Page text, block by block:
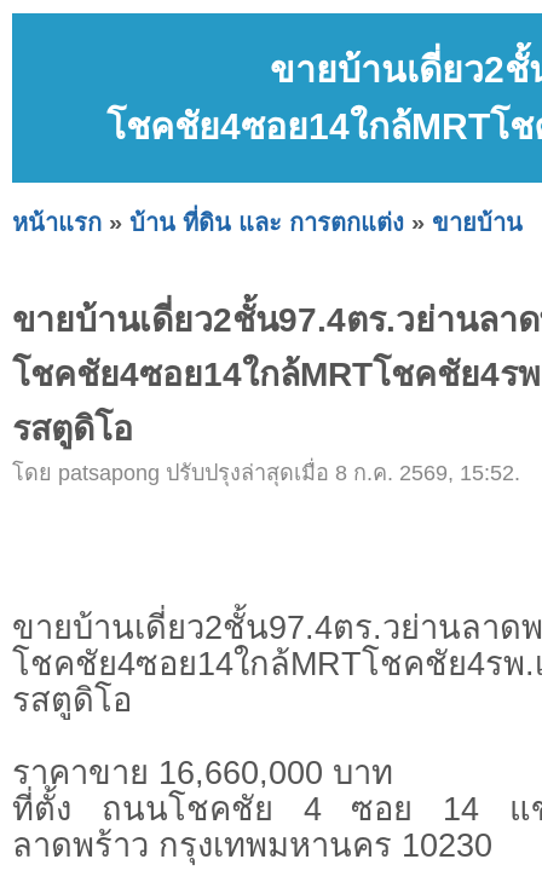
ขายบ้านเดี่ยว2
โชคชัย4ซอย14ใกล้MRTโ
หน้าแรก » บ้าน ที่ดิน และ การตกแต่ง » ขายบ้าน
ขายบ้านเดี่ยว2ชั้น97.4ตร.วย่านลา
โชคชัย4ซอย14ใกล้MRTโชคชัย4ร
รสตูดิโอ
โดย patsapong ปรับปรุงล่าสุดเมื่อ 8 ก.ค. 2569, 15:52.
ขายบ้านเดี่ยว2ชั้น97.4ตร.วย่านลาด
โชคชัย4ซอย14ใกล้MRTโชคชัย4รพ.
รสตูดิโอ
ราคาขาย 16,660,000 บาท
ที่ตั้ง ถนนโชคชัย 4 ซอย 14 แข
ลาดพร้าว กรุงเทพมหานคร 10230